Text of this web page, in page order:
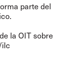
parte del
la OIT sobre